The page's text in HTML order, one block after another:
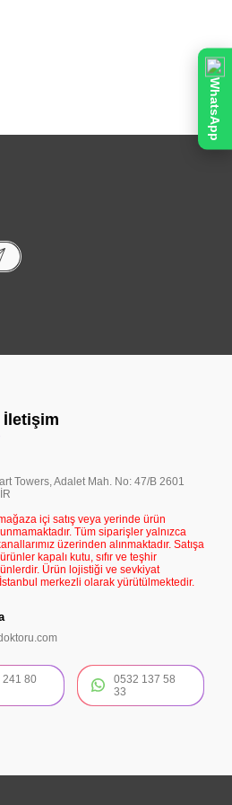
İletişim
Towers, Adalet Mah. No: 47/B 2601
içi satış veya yerinde ürün
Tüm siparişler yalnızca
üzerinden alınmaktadır. Satışa
kapalı kutu, sıfır ve teşhir
Ürün lojistiği ve sevkiyat
merkezli olarak yürütülmektedir.
241 80
0532 137 58
33
WhatsApp